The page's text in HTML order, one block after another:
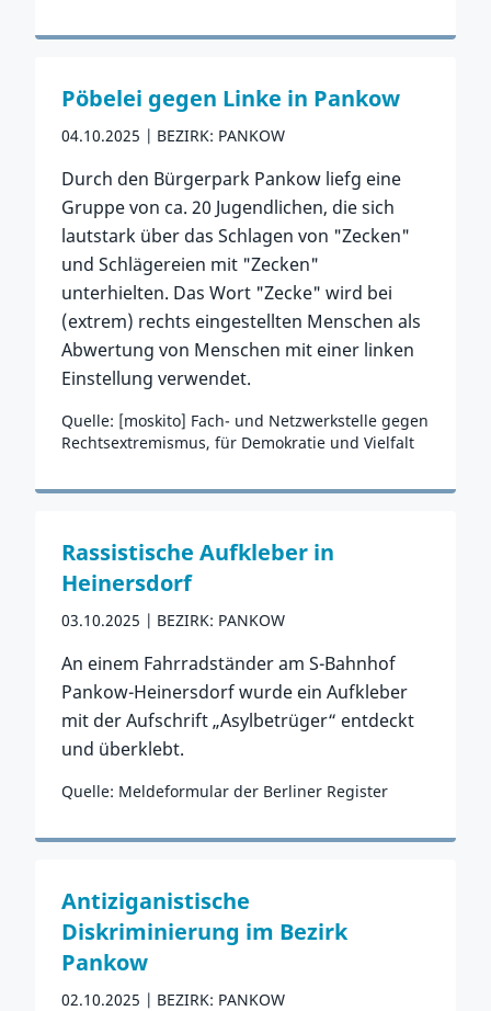
Zum Vorfall
Pöbelei gegen Linke in Pankow
04.10.2025 BEZIRK: PANKOW
Durch den Bürgerpark Pankow liefg eine
Gruppe von ca. 20 Jugendlichen, die sich
lautstark über das Schlagen von "Zecken"
und Schlägereien mit "Zecken"
unterhielten. Das Wort "Zecke" wird bei
(extrem) rechts eingestellten Menschen als
Abwertung von Menschen mit einer linken
Einstellung verwendet.
Quelle: [moskito] Fach- und Netzwerkstelle gegen
Rechtsextremismus, für Demokratie und Vielfalt
Zum Vorfall
Rassistische Aufkleber in
Heinersdorf
03.10.2025 BEZIRK: PANKOW
An einem Fahrradständer am S-Bahnhof
Pankow-Heinersdorf wurde ein Aufkleber
mit der Aufschrift „Asylbetrüger“ entdeckt
und überklebt.
Quelle: Meldeformular der Berliner Register
Zum Vorfall
Antiziganistische
Diskriminierung im Bezirk
Pankow
02.10.2025 BEZIRK: PANKOW